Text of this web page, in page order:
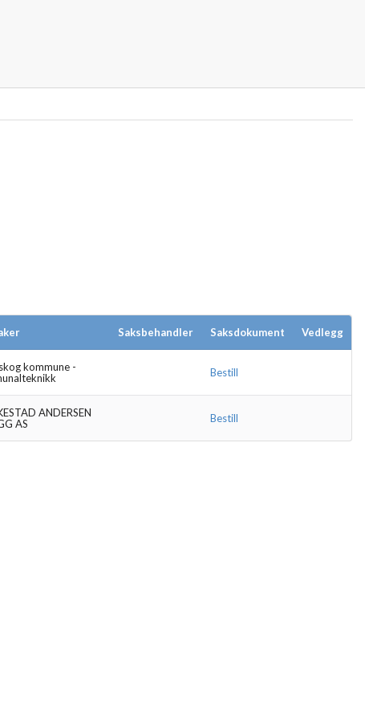
Saksbehandler Saksdokument Vedlegg
kommune -
Bestill
ANDERSEN
AS
Bestill